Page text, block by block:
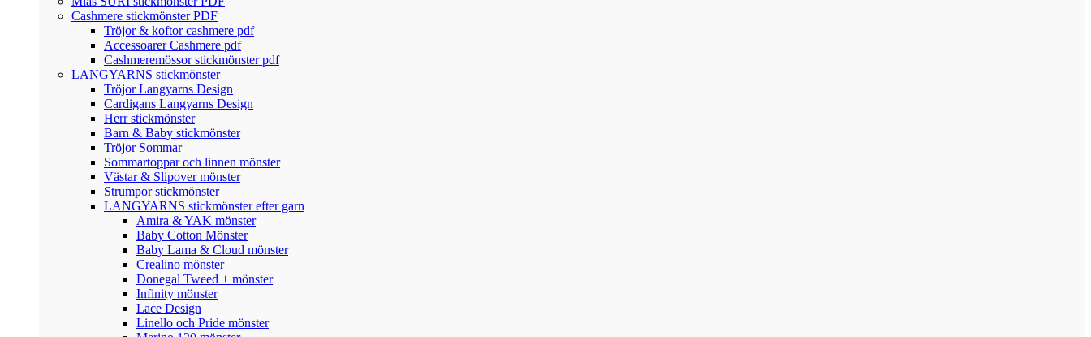
Cashmere stickmönster PDF
Tröjor & koftor cashmere pdf
Accessoarer Cashmere pdf
Cashmeremössor stickmönster pdf
LANGYARNS stickmönster
Tröjor Langyarns Design
Cardigans Langyarns Design
Herr stickmönster
Barn & Baby stickmönster
Tröjor Sommar
Sommartoppar och linnen mönster
Västar & Slipover mönster
Strumpor stickmönster
LANGYARNS stickmönster efter garn
Amira & YAK mönster
Baby Cotton Mönster
Baby Lama & Cloud mönster
Crealino mönster
Donegal Tweed + mönster
Infinity mönster
Lace Design
Linello och Pride mönster